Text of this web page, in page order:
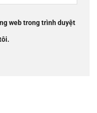
web trong trình duyệt